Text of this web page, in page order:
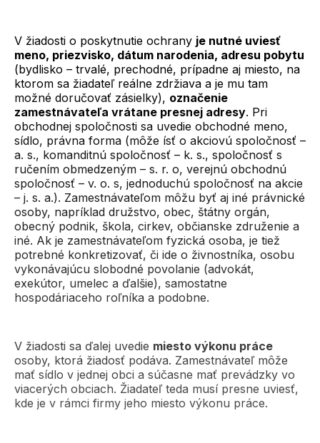
V žiadosti o poskytnutie ochrany je nutné uviesť
meno, priezvisko, dátum narodenia, adresu pobytu
(bydlisko – trvalé, prechodné, prípadne aj miesto, na
ktorom sa žiadateľ reálne zdržiava a je mu tam
možné doručovať zásielky), označenie
zamestnávateľa vrátane presnej adresy. Pri
obchodnej spoločnosti sa uvedie obchodné meno,
sídlo, právna forma (môže ísť o akciovú spoločnosť –
a. s., komanditnú spoločnosť – k. s., spoločnosť s
ručením obmedzeným – s. r. o, verejnú obchodnú
spoločnosť – v. o. s, jednoduchú spoločnosť na akcie
– j. s. a.). Zamestnávateľom môžu byť aj iné právnické
osoby, napríklad družstvo, obec, štátny orgán,
obecný podnik, škola, cirkev, občianske združenie a
iné. Ak je zamestnávateľom fyzická osoba, je tiež
potrebné konkretizovať, či ide o živnostníka, osobu
vykonávajúcu slobodné povolanie (advokát,
exekútor, umelec a ďalšie), samostatne
hospodáriaceho roľníka a podobne.
V žiadosti sa ďalej uvedie miesto výkonu práce
osoby, ktorá žiadosť podáva. Zamestnávateľ môže
mať sídlo v jednej obci a súčasne mať prevádzky vo
viacerých obciach. Žiadateľ teda musí presne uviesť,
kde je v rámci firmy jeho miesto výkonu práce.